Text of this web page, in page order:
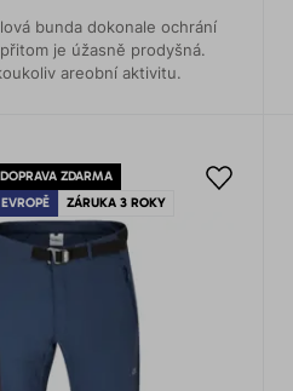
bunda dokonale ochrání
je úžasně prodyšná.
areobní aktivitu.
DOPRAVA ZDARMA
ZÁRUKA 3 ROKY